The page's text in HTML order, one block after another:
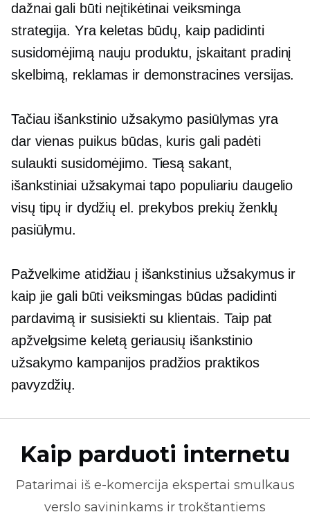
dažnai gali būti neįtikėtinai veiksminga
strategija. Yra keletas būdų, kaip padidinti
susidomėjimą nauju produktu, įskaitant pradinį
skelbimą, reklamas ir demonstracines versijas.
Tačiau išankstinio užsakymo pasiūlymas yra
dar vienas puikus būdas, kuris gali padėti
sulaukti susidomėjimo. Tiesą sakant,
išankstiniai užsakymai tapo populiariu daugelio
visų tipų ir dydžių el. prekybos prekių ženklų
pasiūlymu.
Pažvelkime atidžiau į išankstinius užsakymus ir
kaip jie gali būti veiksmingas būdas padidinti
pardavimą ir susisiekti su klientais. Taip pat
apžvelgsime keletą geriausių išankstinio
užsakymo kampanijos pradžios praktikos
pavyzdžių.
Kaip parduoti internetu
Patarimai iš e-komercija ekspertai smulkaus
verslo savininkams ir trokštantiems